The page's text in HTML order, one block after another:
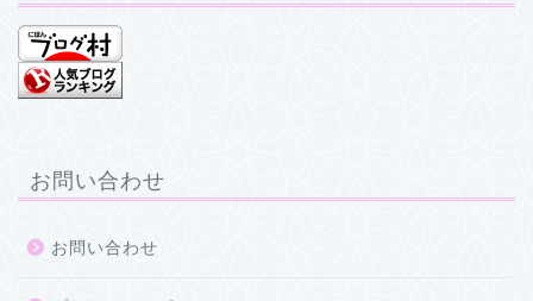
お問い合わせ
お問い合わせ